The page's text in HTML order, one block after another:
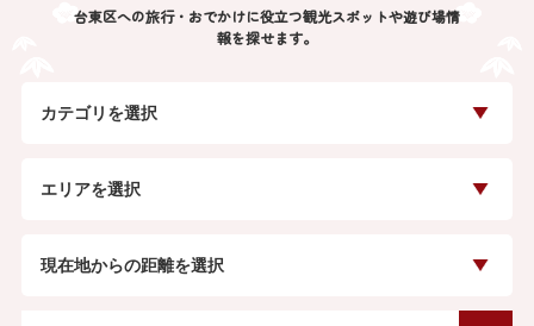
台東区への旅行・おでかけに役立つ観光スポットや遊び場情
報を探せます。
カテゴリを選択
エリアを選択
現在地からの距離を選択